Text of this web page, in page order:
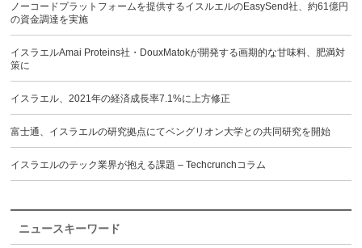
ノーコードプラットフォームを提供するイスルエルのEasySend社、約61億円
の資金調達を実施
イスラエルAmai Proteins社・DouxMatokが開発する画期的な甘味料、肥満対
策に
イスラエル、2021年の経済成長率7.1%に上方修正
富士通、イスラエルの研究拠点にてベングリオン大学との共同研究を開始
イスラエルのテック業界が抱える課題 – Techcrunchコラム
ニュースキーワード